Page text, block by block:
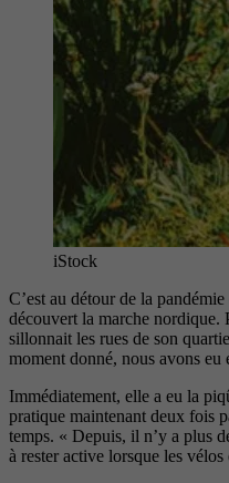
iStock
C’est au détour de la
découvert la marche nordique.
sillonnait les rues de son
moment donné, nous avons eu
Immédiatement, elle a eu la
pratique maintenant deux fois
temps. « Depuis, il n’y a plus
à rester active lorsque les vélos